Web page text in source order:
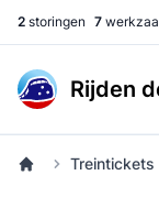
2 storingen 7
Rijden
Treintickets